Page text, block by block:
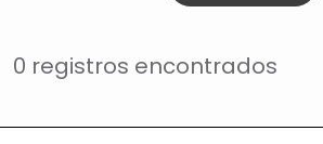
0 registros encontrados